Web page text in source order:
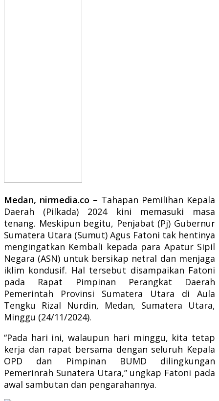
Medan, nirmedia.co – Tahapan Pemilihan Kepala
Daerah (Pilkada) 2024 kini memasuki masa
tenang. Meskipun begitu, Penjabat (Pj) Gubernur
Sumatera Utara (Sumut) Agus Fatoni tak hentinya
mengingatkan Kembali kepada para Apatur Sipil
Negara (ASN) untuk bersikap netral dan menjaga
iklim kondusif. Hal tersebut disampaikan Fatoni
pada Rapat Pimpinan Perangkat Daerah
Pemerintah Provinsi Sumatera Utara di Aula
Tengku Rizal Nurdin, Medan, Sumatera Utara,
Minggu (24/11/2024).
“Pada hari ini, walaupun hari minggu, kita tetap
kerja dan rapat bersama dengan seluruh Kepala
OPD dan Pimpinan BUMD dilingkungan
Pemerinrah Sunatera Utara,” ungkap Fatoni pada
awal sambutan dan pengarahannya.